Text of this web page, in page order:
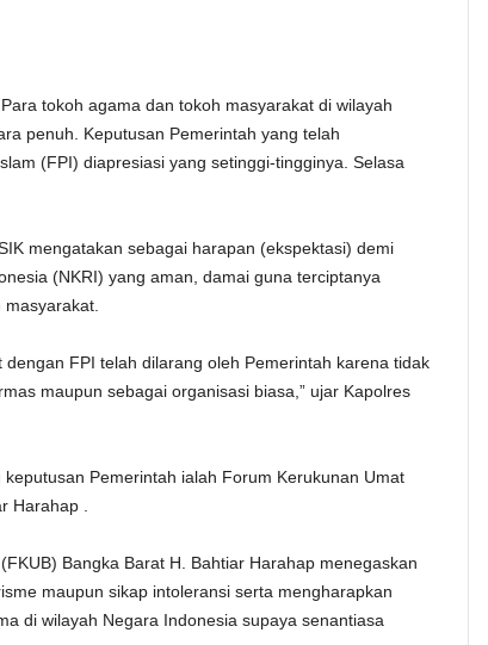
Para tokoh agama dan tokoh masyarakat di wilayah
penuh. Keputusan Pemerintah yang telah
(FPI) diapresiasi yang setinggi-tingginya. Selasa
mengatakan sebagai harapan (ekspektasi) demi
(NKRI) yang aman, damai guna terciptanya
FPI telah dilarang oleh Pemerintah karena tidak
maupun sebagai organisasi biasa,” ujar Kapolres
Pemerintah ialah Forum Kerukunan Umat
Harahap .
Bangka Barat H. Bahtiar Harahap menegaskan
maupun sikap intoleransi serta mengharapkan
di wilayah Negara Indonesia supaya senantiasa